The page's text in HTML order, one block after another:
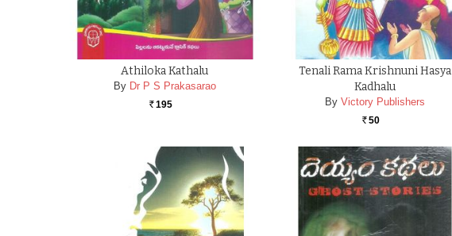
Athiloka Kathalu
By Dr P S Prakasarao
Rs. 195
Tenali Rama Krishnuni Hasya
Kadhalu
By Victory Publishers
Rs. 50